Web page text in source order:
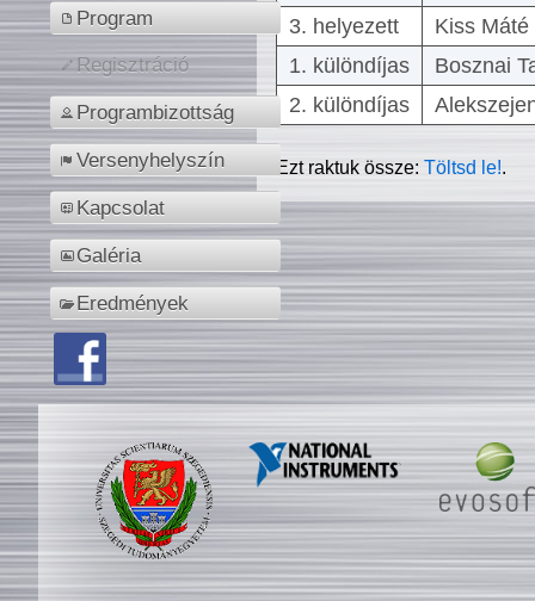
Program
Regisztráció
Programbizottság
Versenyhelyszín
Kapcsolat
Galéria
Eredmények
3. helyezett
Kiss
1. különdíjas
Bosznai
2. különdíjas
Ezt raktuk össze:Töltsd le!.